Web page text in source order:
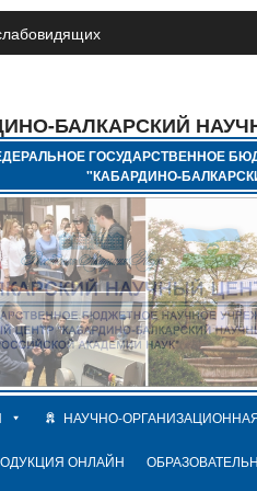
БАЛКАРСКИЙ
ГОСУДАРСТВЕННОЕ
"КАБАРДИНО-
НАУЧНО-
ОНЛАЙН